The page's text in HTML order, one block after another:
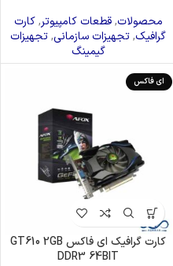
محصولات,قطعات کامپیوتر,کارت
گرافیک,تجهیزات سازمانی,تجهیزات
گیمینگ
ای فاکس
کارت گرافیک ای فاکس GT610 2GB
DDR3 64BIT